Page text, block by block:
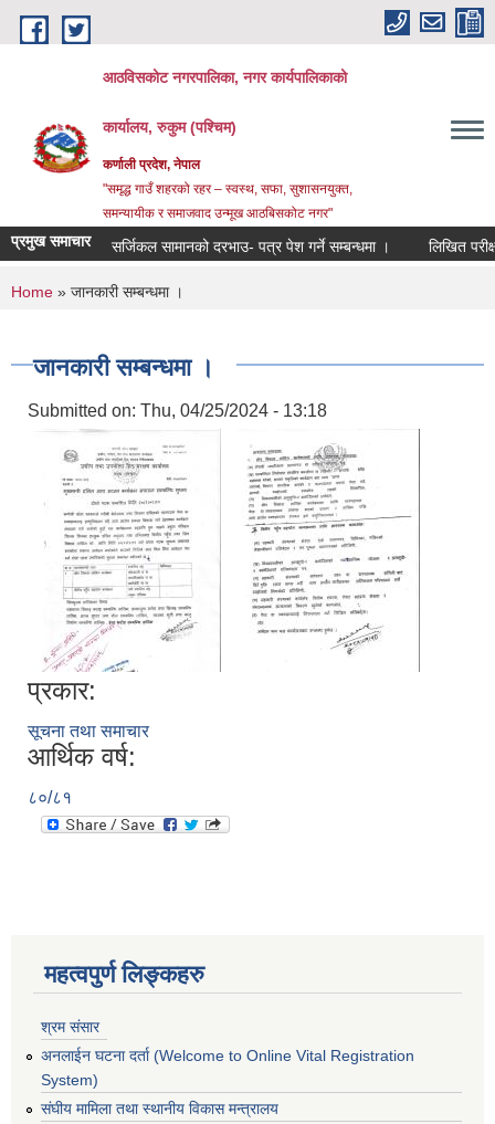
Skip to main content
आठविसकोट नगरपालिका, नगर कार्यपालिकाको
कार्यालय, रुकुम (पश्चिम)
कर्णाली प्रदेश, नेपाल
"समृद्ध गाउँ शहरको रहर – स्वस्थ, सफा, सुशासनयुक्त,
समन्यायीक र समाजवाद उन्मूख आठबिसकोट नगर"
प्रमुख समाचारसर्जिकल सामानको दरभाउ- पत्र पेश गर्ने सम्बन्धमा । लिखित परीक्षाको
You are here
Home » जानकारी सम्बन्धमा ।
जानकारी सम्बन्धमा ।
Submitted on: Thu, 04/25/2024 - 13:18
प्रकार:
सूचना तथा समाचार
आर्थिक वर्ष:
८०/८१
महत्वपुर्ण लिङ्कहरु
श्रम संसार
अनलाईन घटना दर्ता (Welcome to Online Vital Registration
System)
संघीय मामिला तथा स्थानीय विकास मन्त्रालय